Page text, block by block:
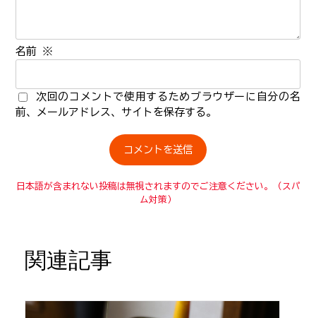
名前 ※
次回のコメントで使用するためブラウザーに自分の名
前、メールアドレス、サイトを保存する。
日本語が含まれない投稿は無視されますのでご注意ください。（スパ
ム対策）
関連記事